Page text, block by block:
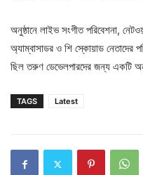
অনুষ্ঠানে লাইভ সংগীত পরিবেশনা,
অ্যাম্বাসাডর ও শি স্কোয়াড নেতাদের
ছিল তরুণ ডেভেলপারদের জন্য একটি
TAGS Latest